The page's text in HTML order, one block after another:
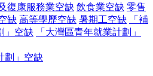
復康服務業空缺 飲食業空缺 零售
缺 高等學歷空缺 暑期工空缺
「補
」空缺
「大灣區青年就業計劃」
劃」空缺